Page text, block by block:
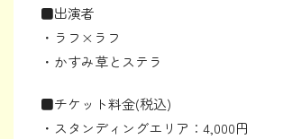
■出演者
・ラフ×ラフ
・かすみ草とステラ
■チケット料金(税込)
・スタンディングエリア：4,000円